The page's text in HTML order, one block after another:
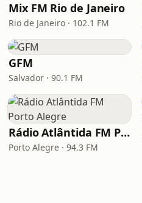
Mix FM Rio de Janeiro
Rio de Janeiro · 102.1 FM
GFM
Salvador · 90.1 FM
Rádio Atlântida FM Porto Alegre
Porto Alegre · 94.3 FM